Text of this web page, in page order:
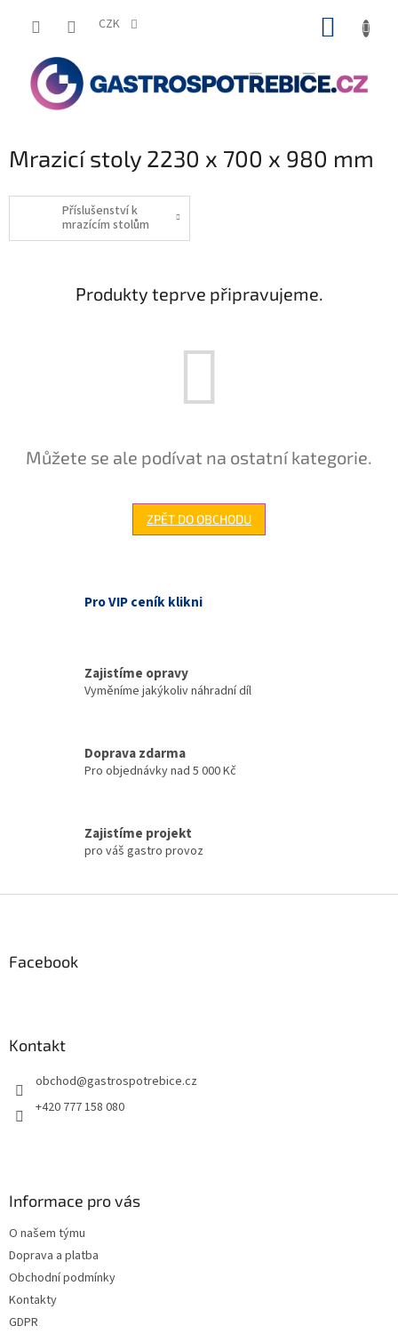
CZK
Mrazicí stoly 2230 x 700 x 980 mm
Příslušenství k
mrazícím stolům
Produkty teprve připravujeme.
Můžete se ale podívat na ostatní kategorie.
ZPĚT DO OBCHODU
Pro VIP ceník klikni
Zajistíme opravy
Vyměníme jakýkoliv náhradní díl
Doprava zdarma
Pro objednávky nad 5 000 Kč
Zajistíme projekt
pro váš gastro provoz
Facebook
Kontakt
obchod@gastrospotrebice.cz
+420 777 158 080
Informace pro vás
O našem týmu
Doprava a platba
Obchodní podmínky
Kontakty
GDPR